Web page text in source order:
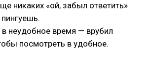
никаких «ой, забыл ответить»
в неудобное время — врубил
посмотреть в удобное.